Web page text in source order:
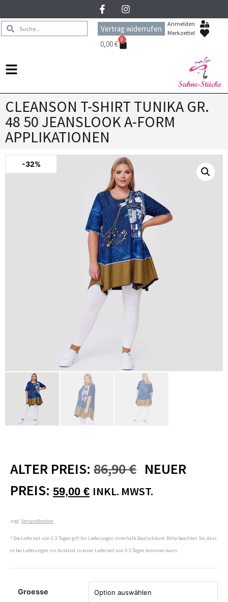
Vertrag widerrufen
Anmelden
Merkzettel
0,00€ 0
CLEANSON T-SHIRT TUNIKA GR.
48 50 JEANSLOOK A-FORM
APPLIKATIONEN
-32%
ALTER PREIS: 86,90€ NEUER
PREIS: 59,00 € INKL. MWST.
zzgl. Versandkosten
* Die Lieferzeit von 2-3 Tagen gilt für Lieferungen innerhalb Deutschland. Bitte beachten Sie, dass
es bei Lieferungen ins Ausland zu einer Lieferzeit von 3-5 Tagen kommen kann.
Groesse